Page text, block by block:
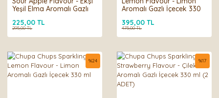
Yeşil Elma Aromalı Gazlı
225,00 TL
295,00 TL
Aromalı Gazlı İçecek 330
395,00 TL
475,00 TL
%24 %17